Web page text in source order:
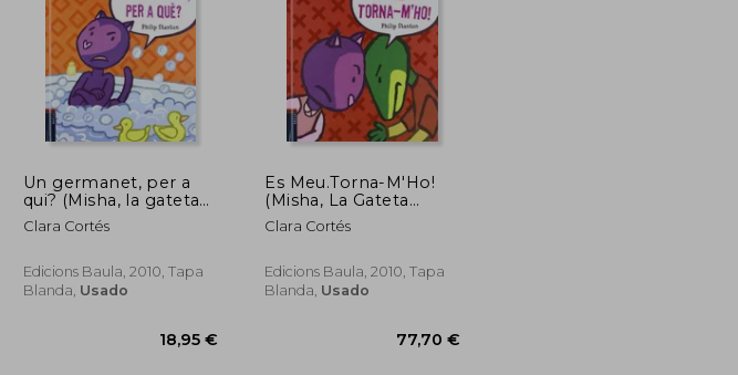
10,20 € 10,63 €
Un germanet, per a
qui? (Misha, la gateta
violeta) (en Catalán)
Clara Cortés
Edicions Baula, 2010, Tapa
Blanda, Usado
Es Meu.Torna-M'Ho!
(Misha, La Gateta
Violeta (catala) (en
Catalán)
Clara Cortés
Edicions Baula, 2010, Tapa
Blanda, Usado